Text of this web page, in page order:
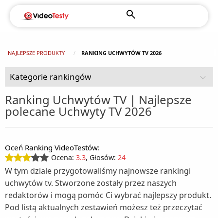
NAJLEPSZE PRODUKTY RANKING UCHWYTÓW TV 2026
Kategorie rankingów
AGD (92)
Chłodziarko - zamrażarki wolnostojące (1)
Kuchenki do zabudowy (2)
Kuchnie wolnostojące (5)
Lodówki do zabudowy (5)
Lodówki wolnostojące (16)
Dom i ogród (108)
Agregaty prądotwórcze (1)
Alarmy (1)
Baseny ogrodowe (4)
Ciśnieniomierze (2)
Drobne AGD do higieny i pielęgnacji (49)
Depilatory (3)
Elektryczne pilniki do stóp (1)
Golarki (3)
Drobne AGD do kuchni i domu (125)
Akcesoria kuchenne (1)
Automaty do popcornu (1)
Fotografia i filmowanie (16)
Aparaty fotograficzne (6)
Gry i konsole (11)
Ranking Uchwytów TV | Najlepsze
polecane Uchwyty TV 2026
Oceń Ranking VideoTestów:
Ocena: 3.3, Głosów: 24
W tym dziale przygotowaliśmy najnowsze rankingi
uchwytów tv. Stworzone zostały przez naszych
redaktorów i mogą pomóc Ci wybrać najlepszy produkt.
Pod listą aktualnych zestawień możesz też przeczytać